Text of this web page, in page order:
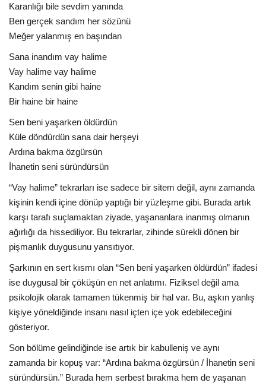
Karanlığı bile sevdim yanında
Ben gerçek sandım her sözünü
Meğer yalanmış en başından
Sana inandım vay halime
Vay halime vay halime
Kandım senin gibi haine
Bir haine bir haine
Sen beni yaşarken öldürdün
Küle döndürdün sana dair herşeyi
Ardına bakma özgürsün
İhanetin seni süründürsün
“Vay halime” tekrarları ise sadece bir sitem değil, aynı zamanda
kişinin kendi içine dönüp yaptığı bir yüzleşme gibi. Burada artık
karşı tarafı suçlamaktan ziyade, yaşananlara inanmış olmanın
ağırlığı da hissediliyor. Bu tekrarlar, zihinde sürekli dönen bir
pişmanlık duygusunu yansıtıyor.
Şarkının en sert kısmı olan “Sen beni yaşarken öldürdün” ifadesi
ise duygusal bir çöküşün en net anlatımı. Fiziksel değil ama
psikolojik olarak tamamen tükenmiş bir hal var. Bu, aşkın yanlış
kişiye yöneldiğinde insanı nasıl içten içe yok edebileceğini
gösteriyor.
Son bölüme gelindiğinde ise artık bir kabulleniş ve aynı
zamanda bir kopuş var: “Ardına bakma özgürsün / İhanetin seni
süründürsün.” Burada hem serbest bırakma hem de yaşanan